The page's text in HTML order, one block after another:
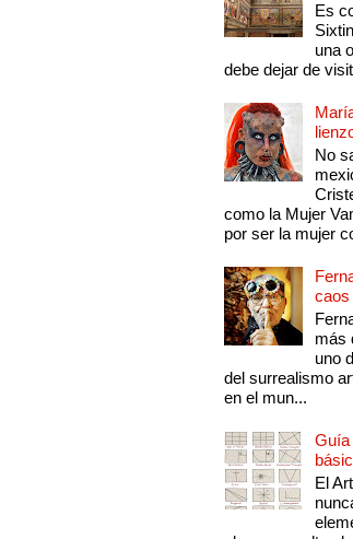
Es
una
debe dejar de
No
como la Mujer
por ser la mujer
caos
más
uno
del surrealismo
en el mun...
Guía
El